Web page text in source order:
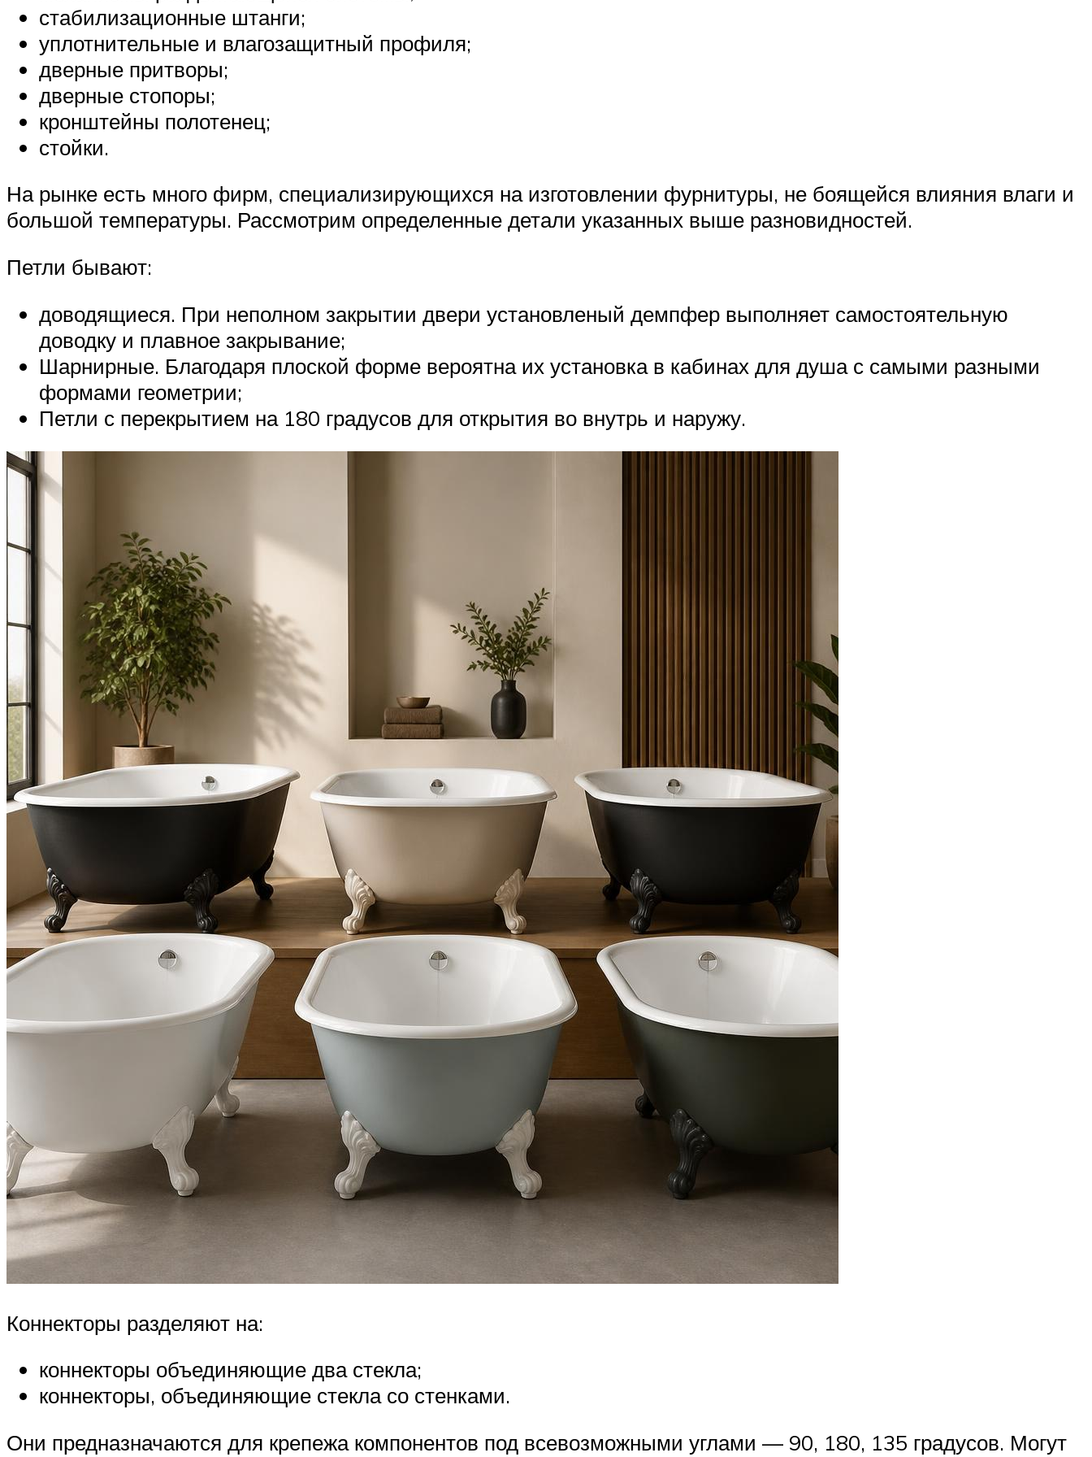
стабилизационные штанги;
уплотнительные и влагозащитный профиля;
дверные притворы;
дверные стопоры;
кронштейны полотенец;
стойки.
На рынке есть много фирм, специализирующихся на изготовлении фурнитуры, не боящейся влияния влаги и
большой температуры. Рассмотрим определенные детали указанных выше разновидностей.
Петли бывают:
доводящиеся. При неполном закрытии двери установленый демпфер выполняет самостоятельную
доводку и плавное закрывание;
Шарнирные. Благодаря плоской форме вероятна их установка в кабинах для душа с самыми разными
формами геометрии;
Петли с перекрытием на 180 градусов для открытия во внутрь и наружу.
Коннекторы разделяют на:
коннекторы объединяющие два стекла;
коннекторы, объединяющие стекла со стенками.
Они предназначаются для крепежа компонентов под всевозможными углами — 90, 180, 135 градусов. Могут